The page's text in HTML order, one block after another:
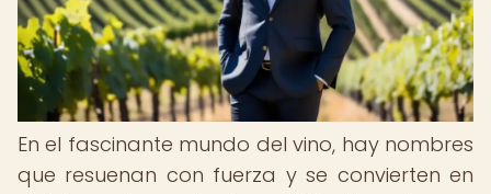
En el fascinante mundo del vino, hay nombres
que resuenan con fuerza y se convierten en